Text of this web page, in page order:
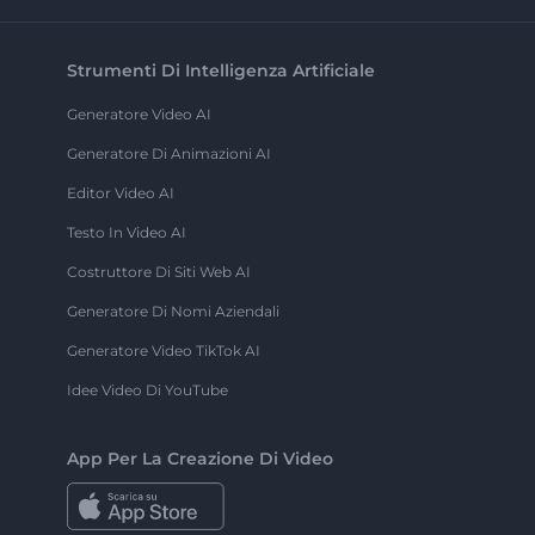
Strumenti Di Intelligenza Artificiale
Generatore Video AI
Generatore Di Animazioni AI
Editor Video AI
Testo In Video AI
Costruttore Di Siti Web AI
Generatore Di Nomi Aziendali
Generatore Video TikTok AI
Idee Video Di YouTube
App Per La Creazione Di Video